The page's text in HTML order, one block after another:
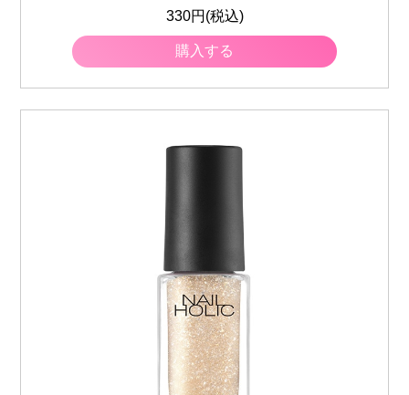
330円(税込)
購入する